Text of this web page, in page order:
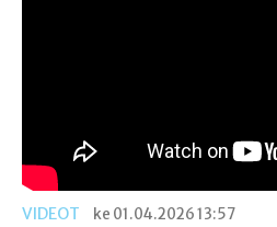
VIDEOT
ke 01.04.2026 13:57